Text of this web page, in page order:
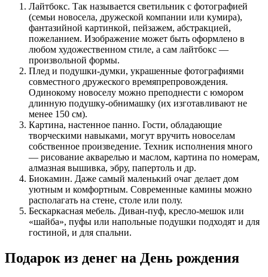
Лайтбокс. Так называется светильник с фотографией
(семьи новосела, дружеской компании или кумира),
фантазийной картинкой, пейзажем, абстракцией,
пожеланием. Изображение может быть оформлено в
любом художественном стиле, а сам лайтбокс —
произвольной формы.
Плед и подушки-думки, украшенные фотографиями
совместного дружеского времяпрепровождения.
Одинокому новоселу можно преподнести с юмором
длинную подушку-обнимашку (их изготавливают не
менее 150 см).
Картина, настенное панно. Гости, обладающие
творческими навыками, могут вручить новоселам
собственное произведение. Техник исполнения много
— рисование акварелью и маслом, картина по номерам,
алмазная вышивка, эбру, папертоль и др.
Биокамин. Даже самый маленький очаг делает дом
уютным и комфортным. Современные камины можно
располагать на стене, столе или полу.
Бескаркасная мебель. Диван-пуф, кресло-мешок или
«шайба», пуфы или напольные подушки подходят и для
гостиной, и для спальни.
Подарок из денег на День рождения